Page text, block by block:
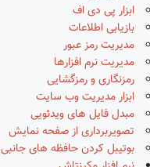
ابزار پی دی اف
بازیابی اطلاعات
مدیریت رمز عبور
مدیریت نرم افزارها
رمزنگاری و رمزگشایی
ابزار مدیریت وب سایت
مبدل فایل های ویدئویی
تصویربرداری از صفحه نمایش
بوتیبل کردن حافظه های جانبی